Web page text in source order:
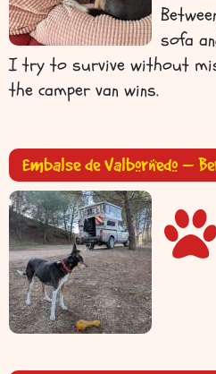
sofa
I try to survive without
the camper van wins.
Embalse de Valbornedo –